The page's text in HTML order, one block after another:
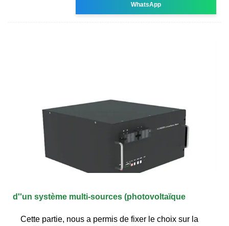
WhatsApp
d''un système multi-sources (photovoltaïque
Cette partie, nous a permis de fixer le choix sur la